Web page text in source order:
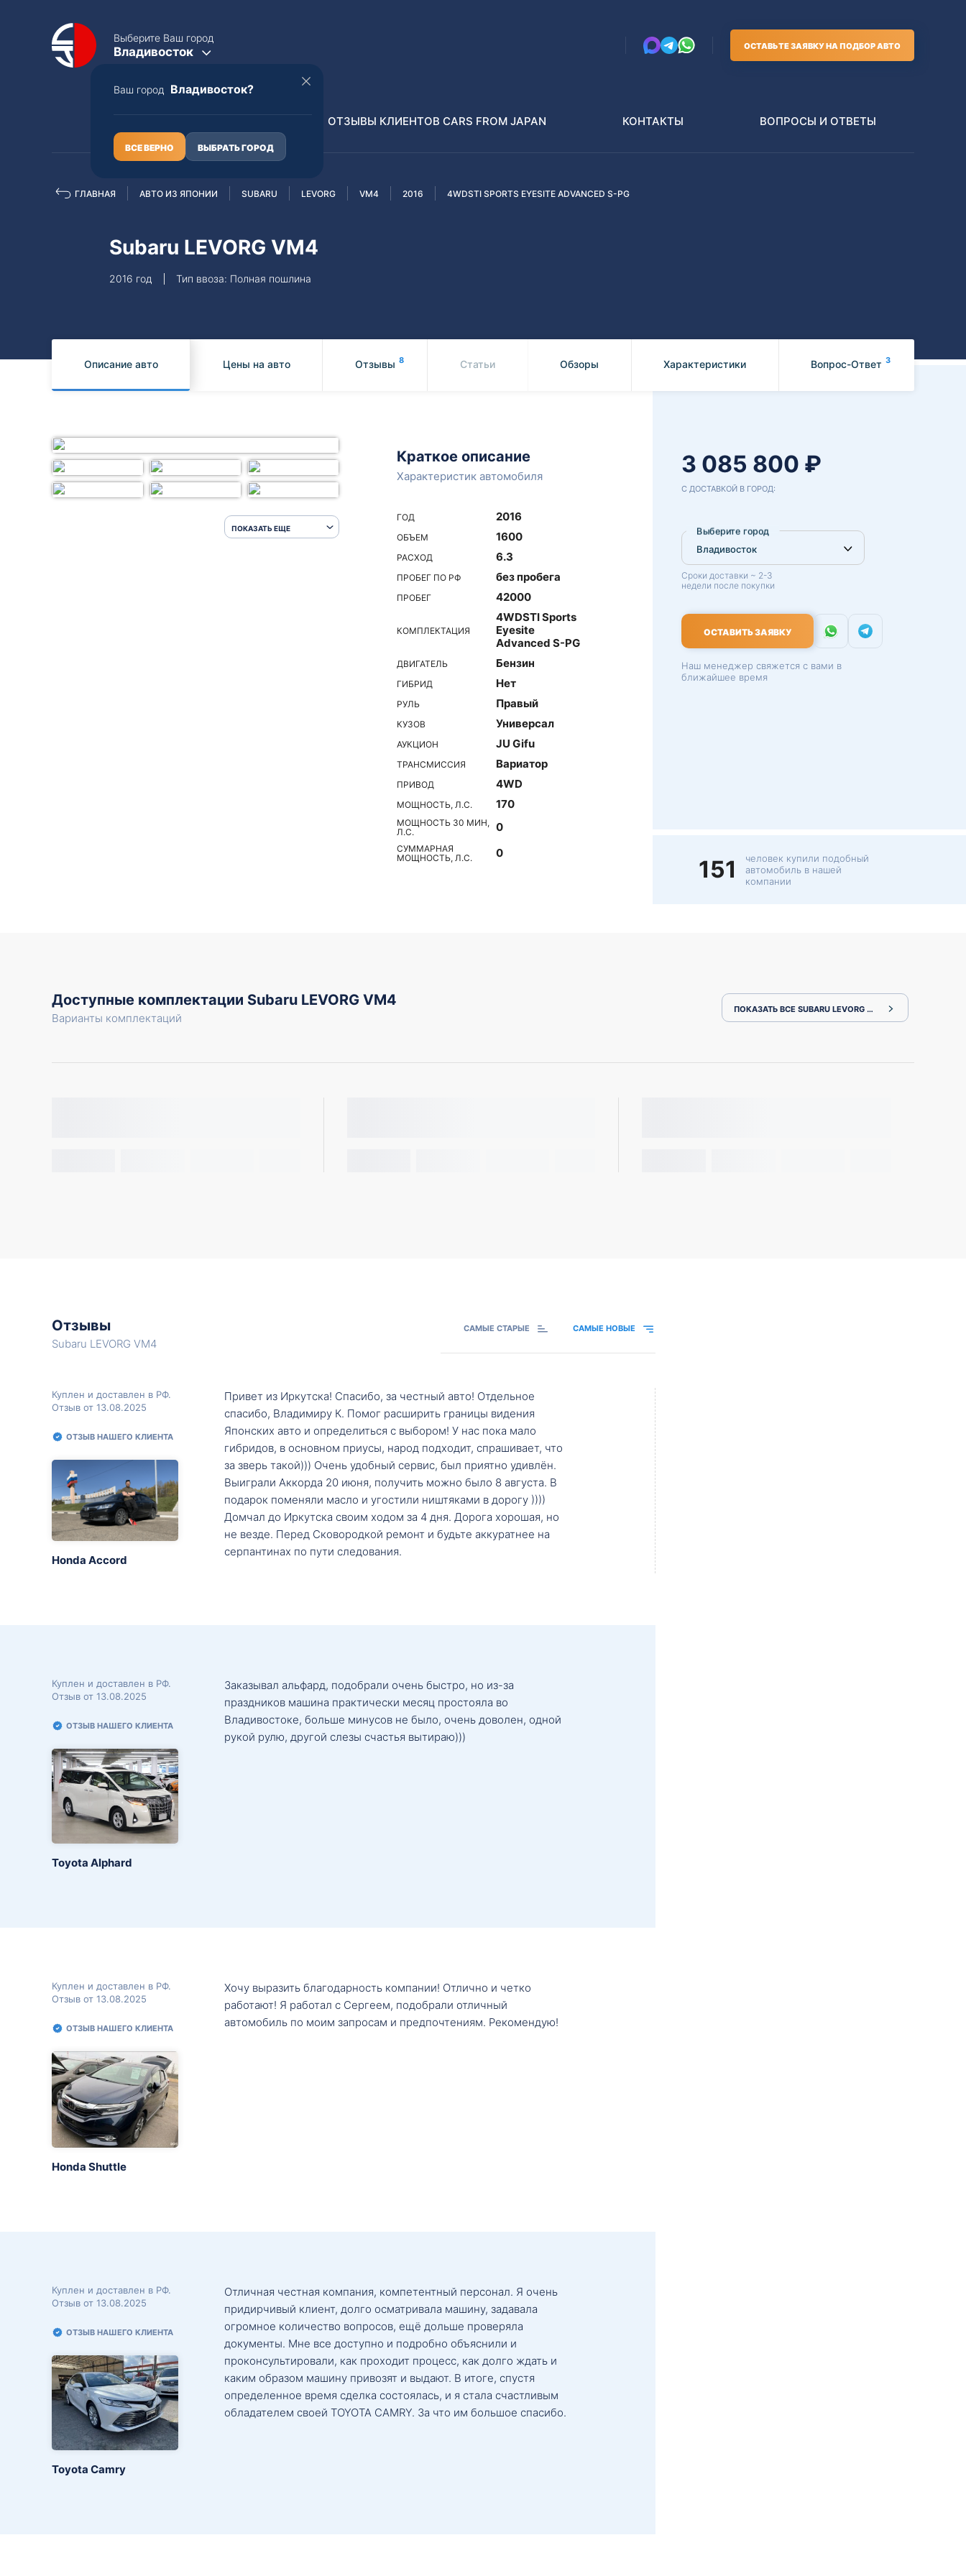
Выберите Ваш город
Владивосток
Ваш город Владивосток?
ВСЕ ВЕРНО ВЫБРАТЬ ГОРОД
ОСТАВЬТЕ ЗАЯВКУ НА ПОДБОР АВТО
Полная пошлина
Subaru
Распилы и конструкторы
ОТЗЫВЫ КЛИЕНТОВ CARS FROM JAPAN КОНТАКТЫ ВОПРОСЫ И ОТВЕТЫ
ГЛАВНАЯ АВТО ИЗ ЯПОНИИ SUBARU LEVORG VM4 2016 4WDSTI SPORTS EYESITE ADVANCED S-PG
Subaru LEVORG VM4
2016 год Тип ввоза: Полная пошлина
Описание авто Цены на авто Отзывы 8 Статьи Обзоры Характеристики Вопрос-Ответ 3
ПОКАЗАТЬ ЕЩЕ
Краткое описание
Характеристик автомобиля
ГОД 2016
ОБЪЕМ 1600
РАСХОД 6.3
ПРОБЕГ ПО РФ без пробега
ПРОБЕГ 42000
КОМПЛЕКТАЦИЯ
4WDSTI Sports
Eyesite
Advanced S-PG
ДВИГАТЕЛЬ Бензин
ГИБРИД Нет
РУЛЬ Правый
КУЗОВ Универсал
АУКЦИОН JU Gifu
ТРАНСМИССИЯ Вариатор
ПРИВОД 4WD
МОЩНОСТЬ, Л.С. 170
МОЩНОСТЬ 30 МИН,
Л.С.
0
СУММАРНАЯ
МОЩНОСТЬ, Л.С.
0
3 085 800 ₽
С ДОСТАВКОЙ В ГОРОД:
Выберите город
Сроки доставки ~ 2-3
недели после покупки
ОСТАВИТЬ ЗАЯВКУ
Наш менеджер свяжется с вами в
ближайшее время
151
человек купили подобный
автомобиль в нашей
компании
Доступные комплектации Subaru LEVORG VM4
Варианты комплектаций
ПОКАЗАТЬ ВСЕ SUBARU LEVORG VM4
Отзывы
Subaru LEVORG VM4
САМЫЕ СТАРЫЕ САМЫЕ НОВЫЕ
Куплен и доставлен в РФ.
Отзыв от 13.08.2025
ОТЗЫВ НАШЕГО КЛИЕНТА
Honda Accord
Привет из Иркутска! Спасибо, за честный авто! Отдельное
спасибо, Владимиру К. Помог расширить границы видения
Японских авто и определиться с выбором! У нас пока мало
гибридов, в основном приусы, народ подходит, спрашивает, что
за зверь такой))) Очень удобный сервис, был приятно удивлён.
Выиграли Аккорда 20 июня, получить можно было 8 августа. В
подарок поменяли масло и угостили ништяками в дорогу ))))
Домчал до Иркутска своим ходом за 4 дня. Дорога хорошая, но
не везде. Перед Сковородкой ремонт и будьте аккуратнее на
серпантинах по пути следования.
Куплен и доставлен в РФ.
Отзыв от 13.08.2025
ОТЗЫВ НАШЕГО КЛИЕНТА
Toyota Alphard
Заказывал альфард, подобрали очень быстро, но из-за
праздников машина практически месяц простояла во
Владивостоке, больше минусов не было, очень доволен, одной
рукой рулю, другой слезы счастья вытираю)))
Куплен и доставлен в РФ.
Отзыв от 13.08.2025
ОТЗЫВ НАШЕГО КЛИЕНТА
Honda Shuttle
Хочу выразить благодарность компании! Отлично и четко
работают! Я работал с Сергеем, подобрали отличный
автомобиль по моим запросам и предпочтениям. Рекомендую!
Куплен и доставлен в РФ.
Отзыв от 13.08.2025
ОТЗЫВ НАШЕГО КЛИЕНТА
Toyota Camry
Отличная честная компания, компетентный персонал. Я очень
придирчивый клиент, долго осматривала машину, задавала
огромное количество вопросов, ещё дольше проверяла
документы. Мне все доступно и подробно объяснили и
проконсультировали, как проходит процесс, как долго ждать и
каким образом машину привозят и выдают. В итоге, спустя
определенное время сделка состоялась, и я стала счастливым
обладателем своей TOYOTA CAMRY. За что им большое спасибо.